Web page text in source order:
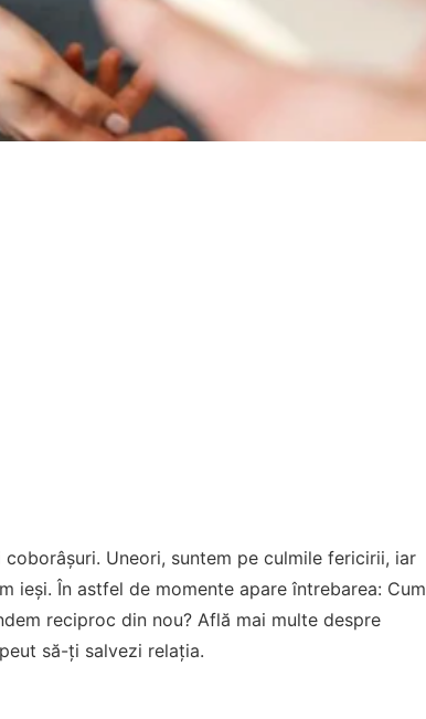
Uneori, suntem pe culmile fericirii, iar
ieși. În astfel de momente apare întrebarea: Cum
reciproc din nou? Află mai multe despre
să-ți salvezi relația.